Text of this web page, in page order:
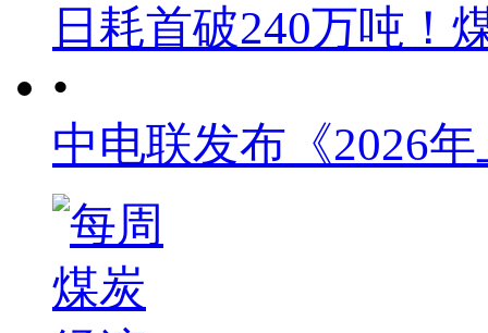
日耗首破240万吨！
•
中电联发布《2026